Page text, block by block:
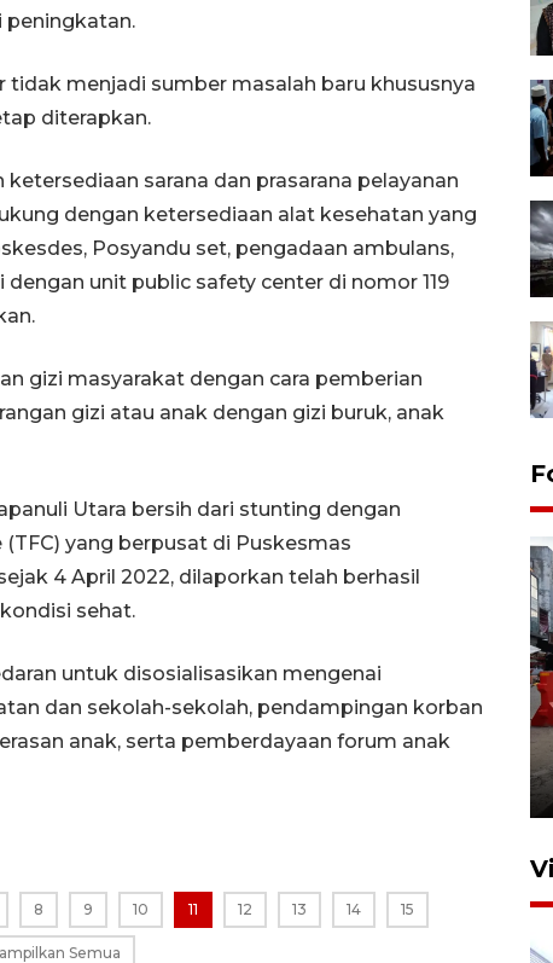
peningkatan.
tidak menjadi sumber masalah baru khususnya
diterapkan.
sarana dan prasarana pelayanan
dengan ketersediaan alat kesehatan yang
Posyandu set, pengadaan ambulans,
unit public safety center di nomor 119
gizi masyarakat dengan cara pemberian
gizi atau anak dengan gizi buruk, anak
Utara bersih dari stunting dengan
yang berpusat di Puskesmas
4 April 2022, dilaporkan telah berhasil
sehat.
untuk disosialisasikan mengenai
dan sekolah-sekolah, pendampingan korban
anak, serta pemberdayaan forum anak
8 9 10 11 12 13 14 15
Semua
Pelaporan SPT Tahunan di
Sumut